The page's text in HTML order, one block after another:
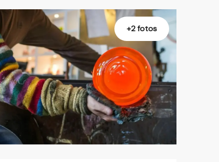
+2 fotos